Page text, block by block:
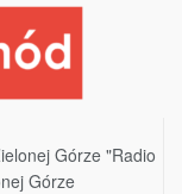
Górze "Radio
Górze